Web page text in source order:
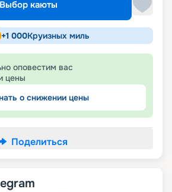
Выбор каюты
+1 000Круизных миль
оповестим вас
цены
о снижении цены
Поделиться